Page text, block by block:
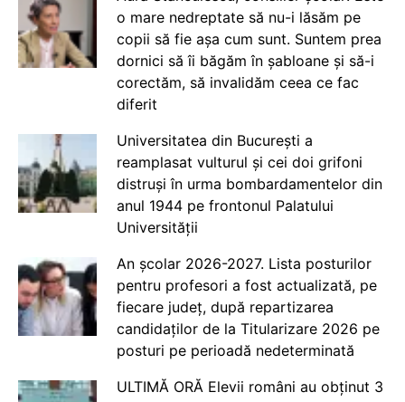
o mare nedreptate să nu-i lăsăm pe
copii să fie așa cum sunt. Suntem prea
dornici să îi băgăm în șabloane și să-i
corectăm, să invalidăm ceea ce fac
diferit
Universitatea din București a
reamplasat vulturul și cei doi grifoni
distruși în urma bombardamentelor din
anul 1944 pe frontonul Palatului
Universității
An școlar 2026-2027. Lista posturilor
pentru profesori a fost actualizată, pe
fiecare județ, după repartizarea
candidaților de la Titularizare 2026 pe
posturi pe perioadă nedeterminată
ULTIMĂ ORĂ Elevii români au obținut 3